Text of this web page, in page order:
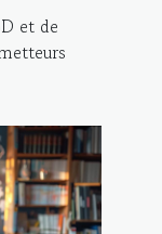
en
et de